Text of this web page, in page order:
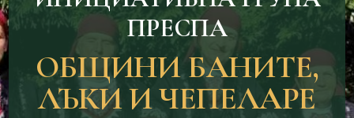
ПРЕСПА
ОБЩИНИ БАНИТЕ,
ЛЪКИ И ЧЕПЕЛАРЕ